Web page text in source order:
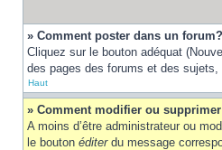
» Comment poster dans un forum?
Cliquez sur le bouton adéquat
des pages des forums et des sujets,
Haut
» Comment modifier ou
A moins d’être administrateur ou
le bouton éditerdu message